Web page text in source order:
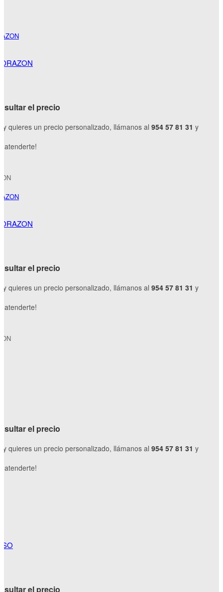
el precio
y quieres un precio personalizado, llámanos al 954 57 81 31 y
atenderte!
el precio
y quieres un precio personalizado, llámanos al 954 57 81 31 y
atenderte!
el precio
y quieres un precio personalizado, llámanos al 954 57 81 31 y
atenderte!
el precio